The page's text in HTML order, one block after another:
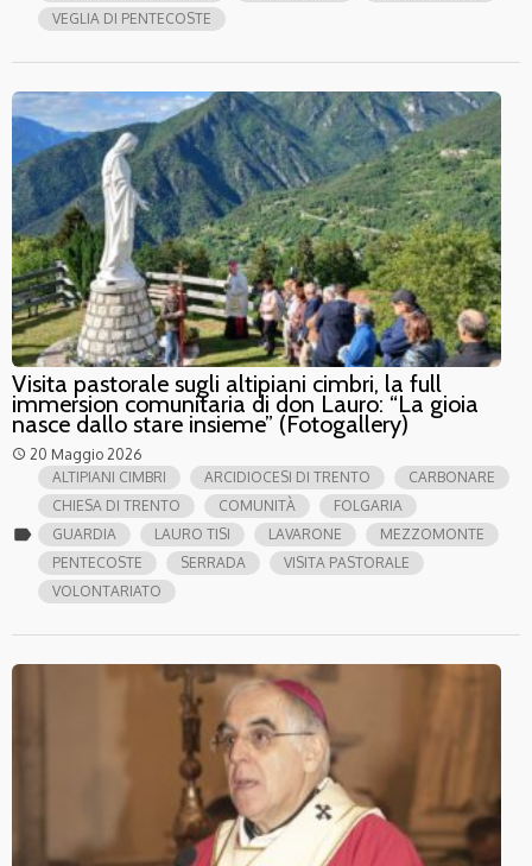
VEGLIA DI PENTECOSTE
Visita pastorale sugli altipiani cimbri, la full
immersion comunitaria di don Lauro: “La gioia
nasce dallo stare insieme” (Fotogallery)
access_time 20 Maggio 2026
label
ALTIPIANI CIMBRI ARCIDIOCESI DI TRENTO
CARBONARE
CHIESA DI TRENTO
COMUNITÀ
FOLGARIA
GUARDIA
LAURO TISI LAVARONE
MEZZOMONTE
PENTECOSTE
SERRADA
VISITA PASTORALE
VOLONTARIATO